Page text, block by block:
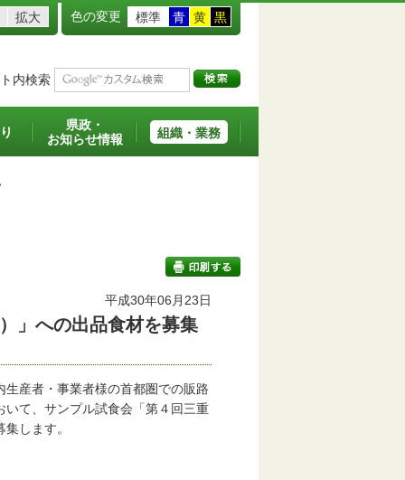
拡大 色の変更 標準 青 黄 黒
内検索
県政・
お知らせ情報
組織・業務
平成30年06月23日
」への出品食材を募集
産者・事業者様の首都圏での販路
て、サンプル試食会「第４回三重
します。